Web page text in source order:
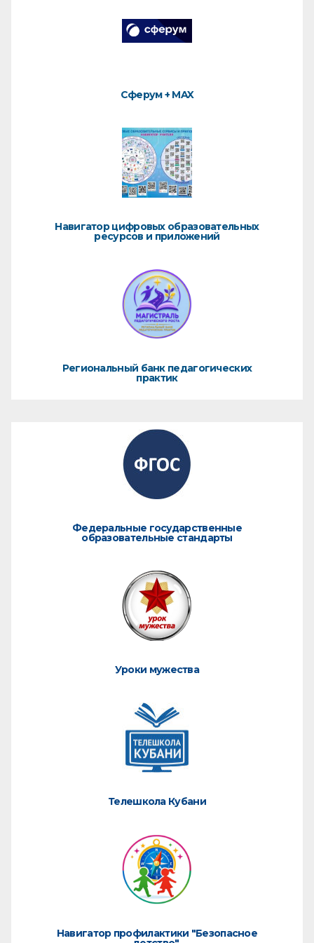
Сферум + MAX
Навигатор цифровых образовательных
ресурсов и приложений
Региональный банк педагогических
практик
Федеральные государственные
образовательные стандарты
Уроки мужества
Телешкола Кубани
Навигатор профилактики "Безопасное